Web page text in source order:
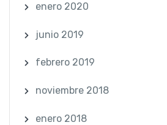
enero 2020
junio 2019
febrero 2019
noviembre 2018
enero 2018